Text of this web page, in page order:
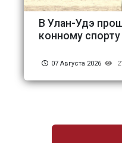
В Улан-Удэ
конному спорту
07 Августа 2026